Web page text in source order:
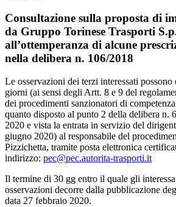
Consultazione sulla proposta di
da Gruppo Torinese Trasporti
all’ottemperanza di alcune
nella delibera n. 106/2018
Le osservazioni dei terzi interessati possono
giorni (ai sensi degli Artt. 8 e 9 del
dei procedimenti sanzionatori di
quanto disposto al punto 2 della delibera n.
2020 e vista la entrata in servizio del
giugno 2020) al responsabile del
Pizzichetta, tramite posta elettronica
indirizzo: pec@pec.autorita-trasporti.it
Il termine di 30 gg entro il quale gli
osservazioni decorre dalla pubblicazione
data 27 febbraio 2020.